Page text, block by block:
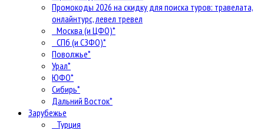
Промокоды 2026 на скидку для поиска туров: травелата,
онлайнтурс, левел тревел
Москва (и ЦФО)*
СПб (и СЗФО)*
Поволжье*
Урал*
ЮФО*
Сибирь*
Дальний Восток*
Зарубежье
Турция